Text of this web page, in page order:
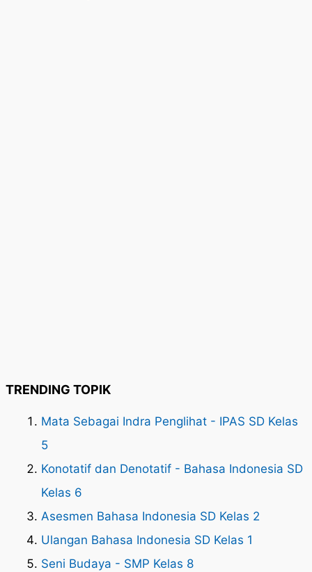
TRENDING TOPIK
Mata Sebagai Indra Penglihat - IPAS SD Kelas
5
Konotatif dan Denotatif - Bahasa Indonesia SD
Kelas 6
Asesmen Bahasa Indonesia SD Kelas 2
Ulangan Bahasa Indonesia SD Kelas 1
Seni Budaya - SMP Kelas 8